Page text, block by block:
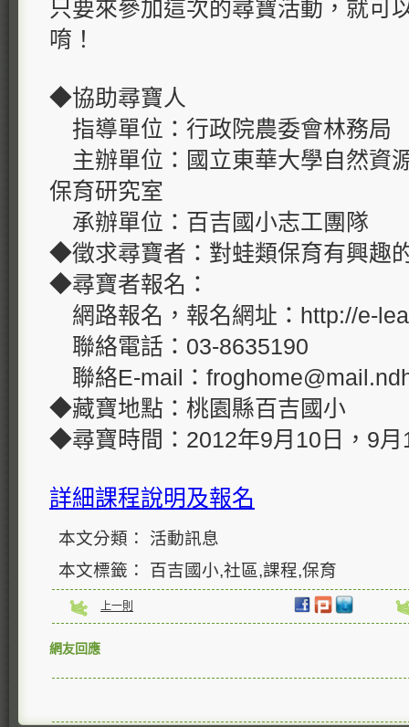
只要來參加這次的尋寶活動，就可
唷！
◆協助尋寶人
指導單位：行政院農委會林務局
主辦單位：國立東華大學自然資
保育研究室
承辦單位：百吉國小志工團隊
◆徵求尋寶者：對蛙類保育有興趣
◆尋寶者報名：
網路報名，報名網址：http://e-
聯絡電話：03-8635190
聯絡E-mail：
◆藏寶地點：桃園縣百吉國小
◆尋寶時間：2012年9月10日，9月
詳細課程說明及報名
本文分類： 活動訊息
本文標籤： 百吉國小,社區,課程,保育
上一則
網友回應